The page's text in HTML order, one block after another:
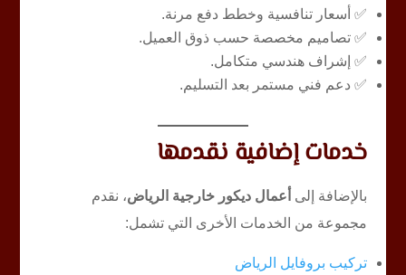
✅ أسعار تنافسية وخطط دفع مرنة.
✅ تصاميم مخصصة حسب ذوق العميل.
✅ إشراف هندسي متكامل.
✅ دعم فني مستمر بعد التسليم.
خدمات إضافية نقدمها
بالإضافة إلى أعمال ديكور خارجية الرياض، نقدم
مجموعة من الخدمات الأخرى التي تشمل:
تركيب بروفايل الرياض